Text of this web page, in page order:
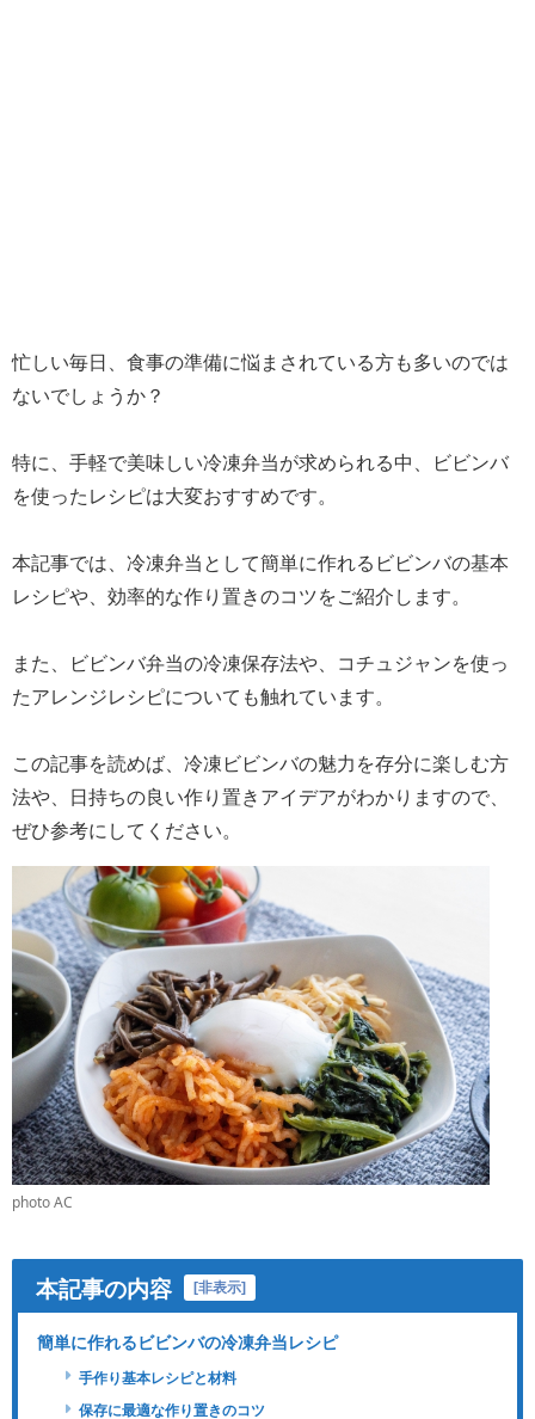
忙しい毎日、食事の準備に悩まされている方も多いのでは
ないでしょうか？
特に、手軽で美味しい冷凍弁当が求められる中、ビビンバ
を使ったレシピは大変おすすめです。
本記事では、冷凍弁当として簡単に作れるビビンバの基本
レシピや、効率的な作り置きのコツをご紹介します。
また、ビビンバ弁当の冷凍保存法や、コチュジャンを使っ
たアレンジレシピについても触れています。
この記事を読めば、冷凍ビビンバの魅力を存分に楽しむ方
法や、日持ちの良い作り置きアイデアがわかりますので、
ぜひ参考にしてください。
photo AC
本記事の内容 [非表示]
簡単に作れるビビンバの冷凍弁当レシピ
手作り基本レシピと材料
保存に最適な作り置きのコツ